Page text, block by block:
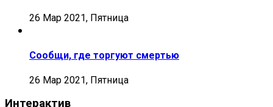
26 Мар 2021, Пятница
Сообщи, где торгуют смертью
26 Мар 2021, Пятница
Интерактив